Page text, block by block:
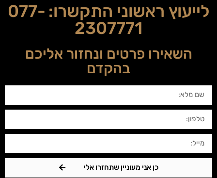
לייעוץ ראשוני התקשרו:077-
2307771
השאירו פרטים ונחזור אליכם
בהקדם
כן אני מעוניין שתחזרו אלי